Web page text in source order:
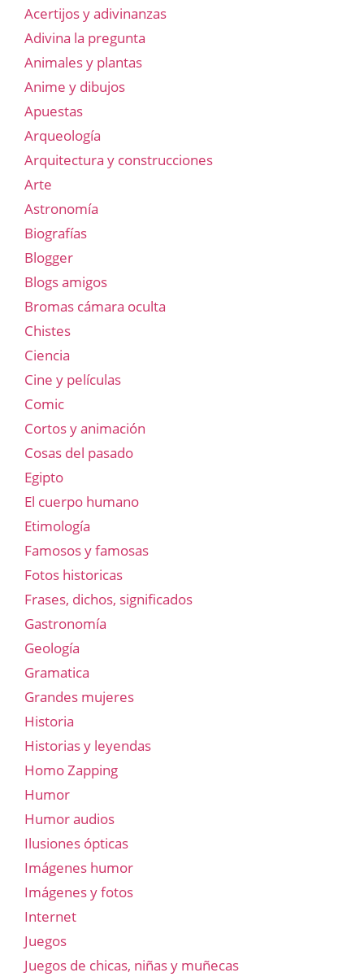
Acertijos y adivinanzas
Adivina la pregunta
Animales y plantas
Anime y dibujos
Apuestas
Arqueología
Arquitectura y construcciones
Arte
Astronomía
Biografías
Blogger
Blogs amigos
Bromas cámara oculta
Chistes
Ciencia
Cine y películas
Comic
Cortos y animación
Cosas del pasado
Egipto
El cuerpo humano
Etimología
Famosos y famosas
Fotos historicas
Frases, dichos, significados
Gastronomía
Geología
Gramatica
Grandes mujeres
Historia
Historias y leyendas
Homo Zapping
Humor
Humor audios
Ilusiones ópticas
Imágenes humor
Imágenes y fotos
Internet
Juegos
Juegos de chicas, niñas y muñecas